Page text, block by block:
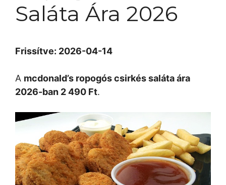
Saláta Ára 2026
Frissítve: 2026-04-14
A mcdonald’s ropogós csirkés saláta ára
2026-ban 2 490 Ft.